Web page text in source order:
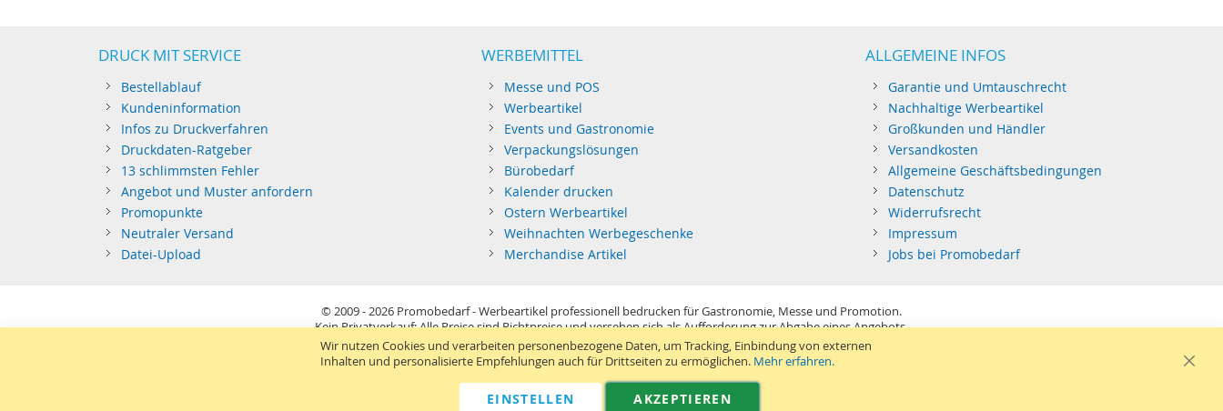
DRUCK MIT SERVICE
Bestellablauf
Kundeninformation
Infos zu Druckverfahren
Druckdaten-Ratgeber
13 schlimmsten Fehler
Angebot und Muster anfordern
Promopunkte
Neutraler Versand
Datei-Upload
WERBEMITTEL
Messe und POS
Werbeartikel
Events und Gastronomie
Verpackungslösungen
Bürobedarf
Kalender drucken
Ostern Werbeartikel
Weihnachten Werbegeschenke
Merchandise Artikel
ALLGEMEINE INFOS
Garantie und Umtauschrecht
Nachhaltige Werbeartikel
Großkunden und Händler
Versandkosten
Allgemeine Geschäftsbedingungen
Datenschutz
Widerrufsrecht
Impressum
Jobs bei Promobedarf
© 2009 - 2026Promobedarf - Werbeartikel professionell bedrucken für Gastronomie, Messe und Promotion.
Kein Privatverkauf: Alle Preise sind Richtpreise und versehen sich als Aufforderung zur Abgabe eines Angebots.
Sie richten sich nur an gewerblichen Bedarf (§14 BGB) im Sinne der Preisangabenverordnung und verstehen sich netto zzgl. MwSt. USB-Sticks: Tagespreise ggf. zzgl. Druckkosten und GEMA.
Standard-Versand erfolgt kostenlos (Deutsches Festland).
Telefon:040 38 63 12 40 Kontaktformular
Wir nutzen Cookies und verarbeiten personenbezogene Daten, um Tracking, Einbindung von externen
Inhalten und personalisierte Empfehlungen auch für Drittseiten zu ermöglichen. Mehr erfahren.
AKZEPTIEREN
EINSTELLEN